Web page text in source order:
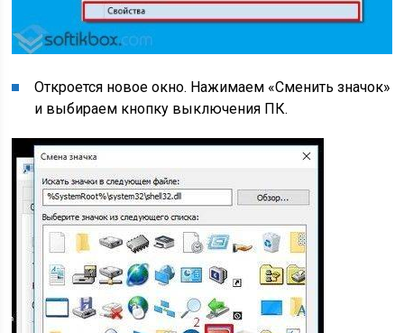
Откроется новое окно. Нажимаем «Сменить значок»
и выбираем кнопку выключения ПК.